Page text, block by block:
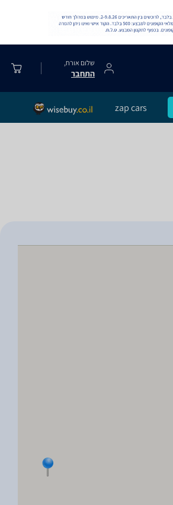
שלום אורח,
התחבר
zap cars